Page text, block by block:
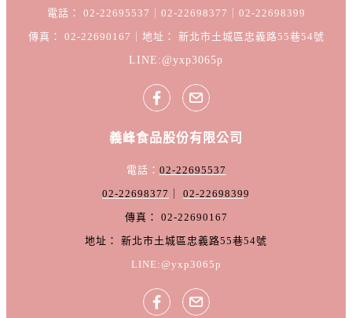
電話： 02-22695537｜02-22698377｜02-22698399
傳真： 02-22690167｜地址： 新北市土城區忠義路55巷54號
LINE:@yxp3065p
義峰食品股份有限公司
電話： 02-22695537
02-22698377
02-22698399
傳真： 02-22690167
地址： 新北市土城區忠義路55巷54號
LINE:@yxp3065p